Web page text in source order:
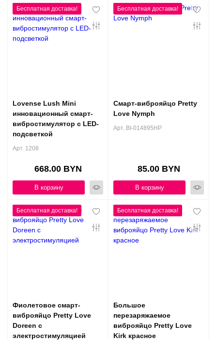
Гарантии и возврат
Беспроцентная рассрочка
Lovense Lush Mini
инновационный смарт-
вибростимулятор с LED-
подсветкой
Арт. 1208
668.00 BYN
В корзину
Смарт-виброяйцо Pretty
Love Nymph
Арт. BI-014895HP
85.00 BYN
В корзину
Фиолетовое смарт-
виброяйцо Pretty Love
Doreen с
электростимуляцией
Большое
перезаряжаемое
виброяйцо Pretty Love
Kirk красное